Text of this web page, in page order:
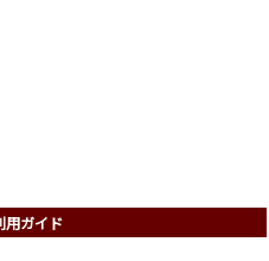
用ガイド